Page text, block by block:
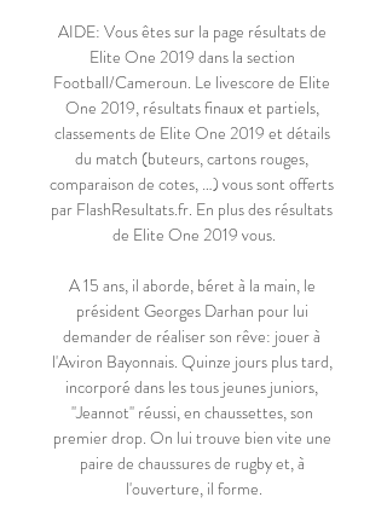
AIDE: Vous êtes sur la page résultats de
Elite One 2019 dans la section
Football/Cameroun. Le livescore de Elite
One 2019, résultats finaux et partiels,
classements de Elite One 2019 et détails
du match (buteurs, cartons rouges,
comparaison de cotes, …) vous sont offerts
par FlashResultats.fr. En plus des résultats
de Elite One 2019 vous.
A 15 ans, il aborde, béret à la main, le
président Georges Darhan pour lui
demander de réaliser son rêve: jouer à
l'Aviron Bayonnais. Quinze jours plus tard,
incorporé dans les tous jeunes juniors,
''Jeannot'' réussi, en chaussettes, son
premier drop. On lui trouve bien vite une
paire de chaussures de rugby et, à
l'ouverture, il forme.